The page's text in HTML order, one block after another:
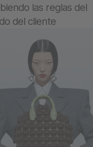
las reglas del
del cliente